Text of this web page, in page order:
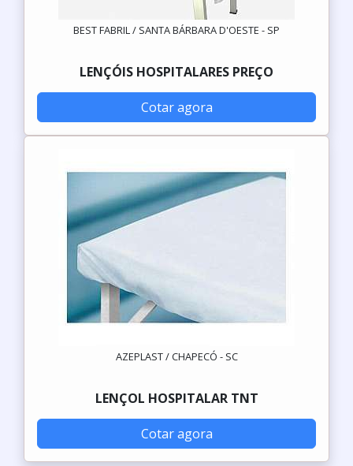
BEST FABRIL / SANTA BÁRBARA D'OESTE - SP
LENÇÓIS HOSPITALARES PREÇO
Cotar agora
AZEPLAST / CHAPECÓ - SC
LENÇOL HOSPITALAR TNT
Cotar agora